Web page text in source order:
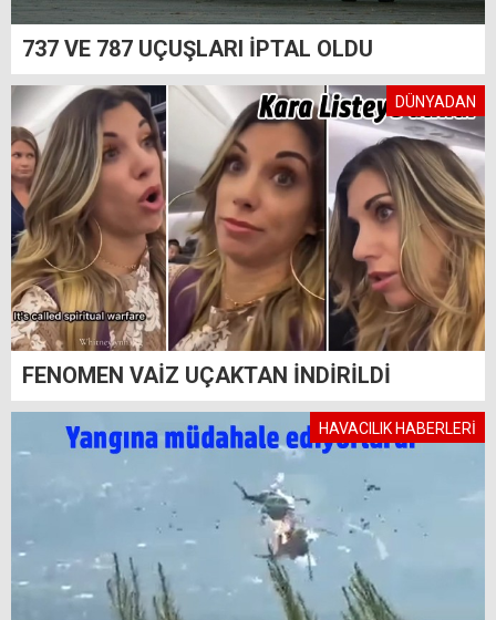
737 VE 787 UÇUŞLARI İPTAL OLDU
DÜNYADAN
FENOMEN VAİZ UÇAKTAN İNDİRİLDİ
HAVACILIK HABERLERİ